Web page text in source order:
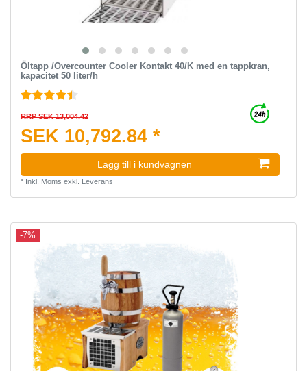
Öltapp /Overcounter Cooler Kontakt 40/K med en tappkran,
kapacitet 50 liter/h
RRP SEK 13,004.42
SEK 10,792.84 *
Lagg till i kundvagnen
* Inkl. Moms exkl. Leverans
-7%